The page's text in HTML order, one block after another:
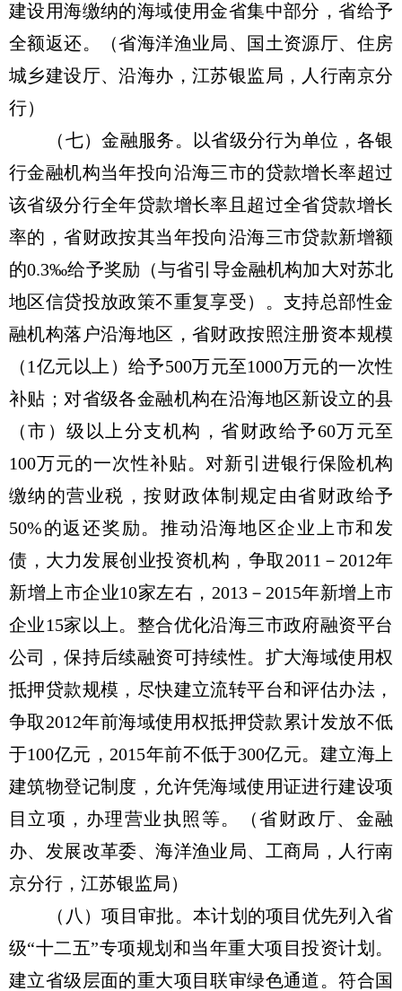
建设用海缴纳的海域使用金省集中部分，省给予
全额返还。（省海洋渔业局、国土资源厅、住房
城乡建设厅、沿海办，江苏银监局，人行南京分
行）
（七）金融服务。以省级分行为单位，各银
行金融机构当年投向沿海三市的贷款增长率超过
该省级分行全年贷款增长率且超过全省贷款增长
率的，省财政按其当年投向沿海三市贷款新增额
的0.3‰给予奖励（与省引导金融机构加大对苏北
地区信贷投放政策不重复享受）。支持总部性金
融机构落户沿海地区，省财政按照注册资本规模
（1亿元以上）给予500万元至1000万元的一次性
补贴；对省级各金融机构在沿海地区新设立的县
（市）级以上分支机构，省财政给予60万元至
100万元的一次性补贴。对新引进银行保险机构
缴纳的营业税，按财政体制规定由省财政给予
50%的返还奖励。推动沿海地区企业上市和发
债，大力发展创业投资机构，争取2011－2012年
新增上市企业10家左右，2013－2015年新增上市
企业15家以上。整合优化沿海三市政府融资平台
公司，保持后续融资可持续性。扩大海域使用权
抵押贷款规模，尽快建立流转平台和评估办法，
争取2012年前海域使用权抵押贷款累计发放不低
于100亿元，2015年前不低于300亿元。建立海上
建筑物登记制度，允许凭海域使用证进行建设项
目立项，办理营业执照等。（省财政厅、金融
办、发展改革委、海洋渔业局、工商局，人行南
京分行，江苏银监局）
（八）项目审批。本计划的项目优先列入省
级“十二五”专项规划和当年重大项目投资计划。
建立省级层面的重大项目联审绿色通道。符合国